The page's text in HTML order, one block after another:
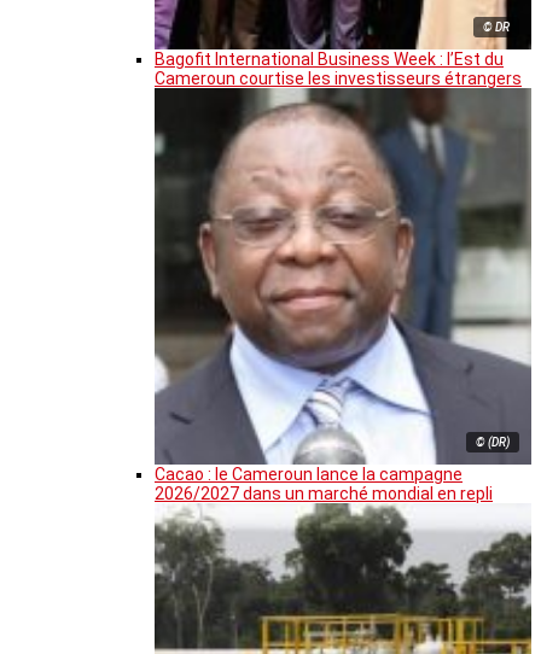
© DR
Bagofit International Business Week : l’Est du
Cameroun courtise les investisseurs étrangers
© (DR)
Cacao : le Cameroun lance la campagne
2026/2027 dans un marché mondial en repli